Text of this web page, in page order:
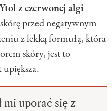
z czerwonej algi
przed negatywnym
z lekką formułą, która
skóry, jest to
mi uporać się z